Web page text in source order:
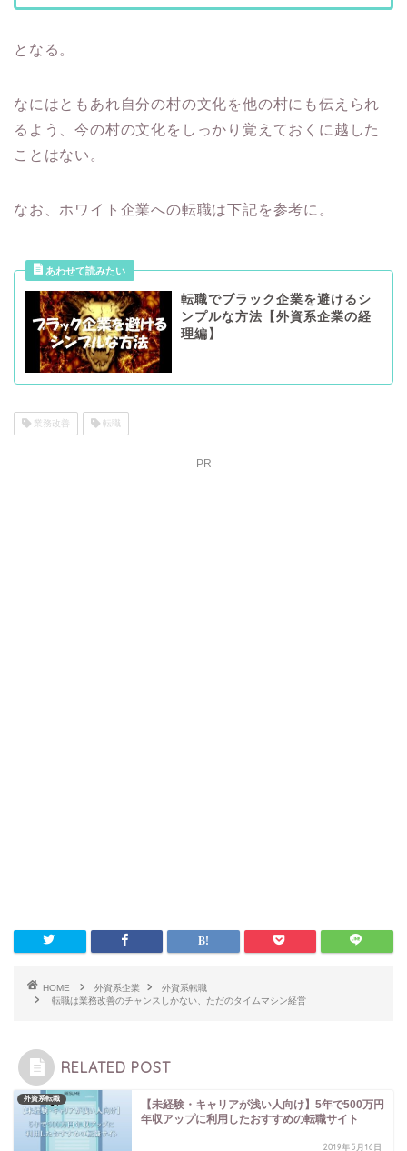
となる。
なにはともあれ自分の村の文化を他の村にも伝えられ
るよう、今の村の文化をしっかり覚えておくに越した
ことはない。
なお、ホワイト企業への転職は下記を参考に。
転職でブラック企業を避けるシ
ンプルな方法【外資系企業の経
理編】
業務改善 転職
PR
HOME 外資系企業
外資系転職
転職は業務改善のチャンスしかない、ただのタイムマシン経営
RELATED POST
外資系転職
【未経験・キャリアが浅い人向け】5年で500万円
年収アップに利用したおすすめの転職サイト
2019年5月16日